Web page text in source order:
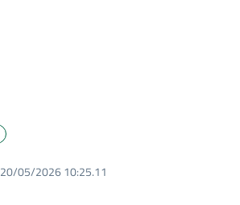
20/05/2026 10:25.11